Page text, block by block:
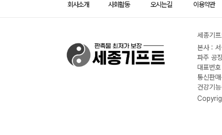
회사소개 사회활동 오시는길 이용약관
세종기
본사 :
파주 공
대표번
통신판
건강기